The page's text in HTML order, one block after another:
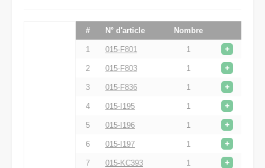
# N° d'article Nombre
1 015-F801 1 +
2 015-F803 1 +
3 015-F836 1 +
4 015-I195 1 +
5 015-I196 1 +
6 015-I197 1 +
7 015-KC393 1 +